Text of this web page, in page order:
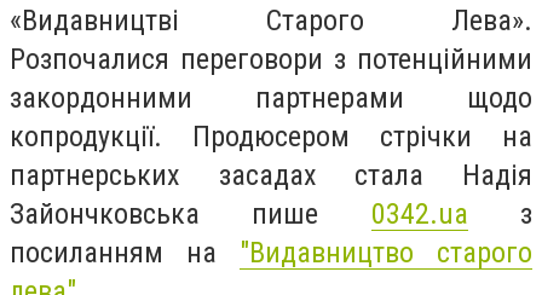
«Видавництві Старого Лева».
Розпочалися переговори з потенційними
закордонними партнерами щодо
копродукції. Продюсером стрічки на
партнерських засадах стала Надія
Зайончковська пише 0342.ua з
посиланням на "Видавництво старого